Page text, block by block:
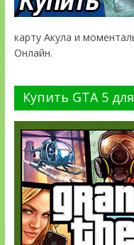
карту Акула и
Онлайн.
Купить GTA 5